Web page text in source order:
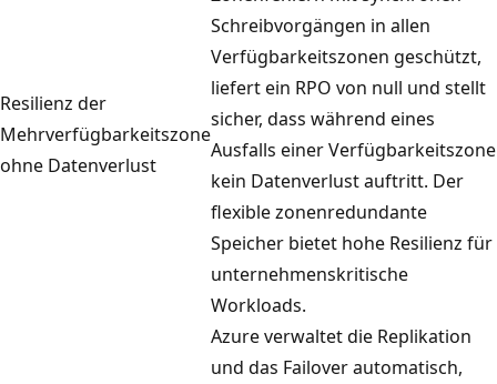
Resilienz der
Mehrverfügbarkeitszone
ohne Datenverlust
Schreibvorgängen in allen
Verfügbarkeitszonen geschützt,
liefert ein RPO von null und stellt
sicher, dass während eines
Ausfalls einer Verfügbarkeitszone
kein Datenverlust auftritt. Der
flexible zonenredundante
Speicher bietet hohe Resilienz für
unternehmenskritische
Workloads.
Azure verwaltet die Replikation
und das Failover automatisch,